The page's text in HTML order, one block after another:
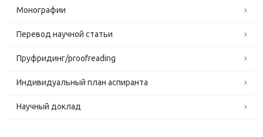
Монографии
Перевод научной статьи
Пруфридинг/proofreading
Индивидуальный план аспиранта
Научный доклад